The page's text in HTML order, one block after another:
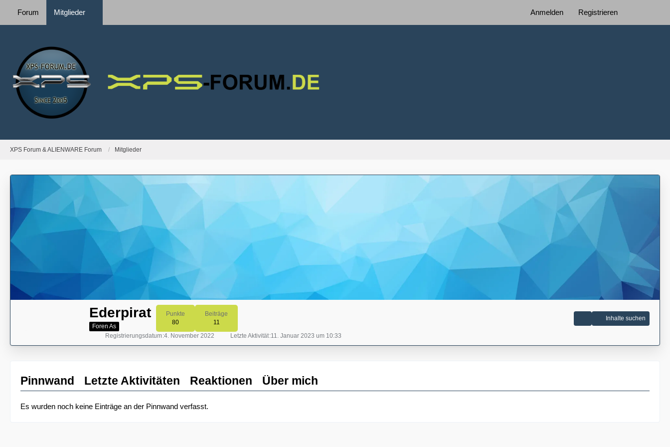
Forum Mitglieder Anmelden Registrieren
XPS Forum & ALIENWARE Forum Mitglieder
Ederpirat
Foren As
Punkte
80
Beiträge
11
Inhalte suchen
Registrierungsdatum 4. November 2022 Letzte Aktivität 11. Januar 2023 um 10:33
Pinnwand Letzte Aktivitäten Reaktionen Über mich
Es wurden noch keine Einträge an der Pinnwand verfasst.